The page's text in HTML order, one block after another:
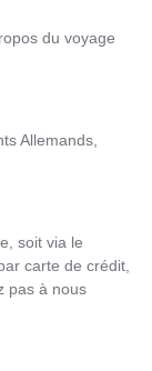
du voyage
Allemands,
soit via le
carte de crédit,
pas à nous